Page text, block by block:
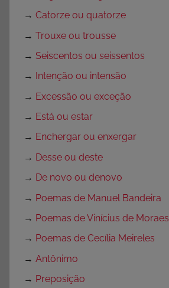
→ Catorze ou quatorze
→ Trouxe ou trousse
→ Seiscentos ou seissentos
→
Intenção ou intensão
→ Excessão ou exceção
→ Está ou estar
→ Enchergar ou enxergar
→ Desse ou deste
→ De novo ou denovo
→ Poemas de Manuel Bandeira
→ Poemas de Vinícius de Moraes
→ Poemas de Cecília Meireles
→ Antônimo
→ Preposição